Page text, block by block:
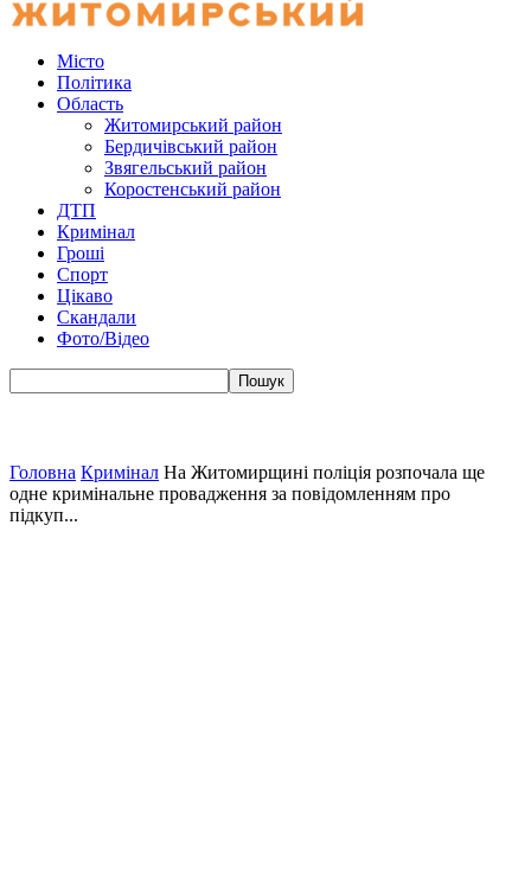
Місто
Політика
Область
Житомирський район
Бердичівський район
Звягельський район
Коростенський район
ДТП
Кримінал
Гроші
Спорт
Цікаво
Скандали
Фото/Відео
Головна Кримінал На Житомирщині поліція розпочала ще
одне кримінальне провадження за повідомленням про
підкуп...